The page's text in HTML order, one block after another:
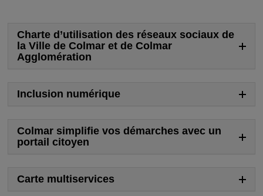
Charte d’utilisation des réseaux sociaux de
la Ville de Colmar et de Colmar
Agglomération
Inclusion numérique
Colmar simplifie vos démarches avec un
portail citoyen
Carte multiservices